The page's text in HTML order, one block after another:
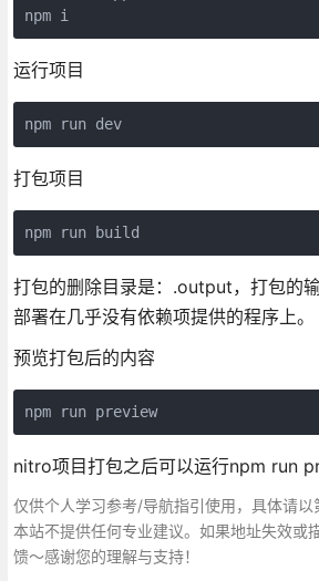
npm i
运行项目
npm run dev
打包项目
npm run build
打包的删除目录是：.output，打包的
部署在几乎没有依赖项提供的程序上。
预览打包后的内容
npm run preview
nitro项目打包之后可以运行npm run
仅供个人学习参考/导航指引使用，具体请以
本站不提供任何专业建议。如果地址失效或
馈～感谢您的理解与支持！